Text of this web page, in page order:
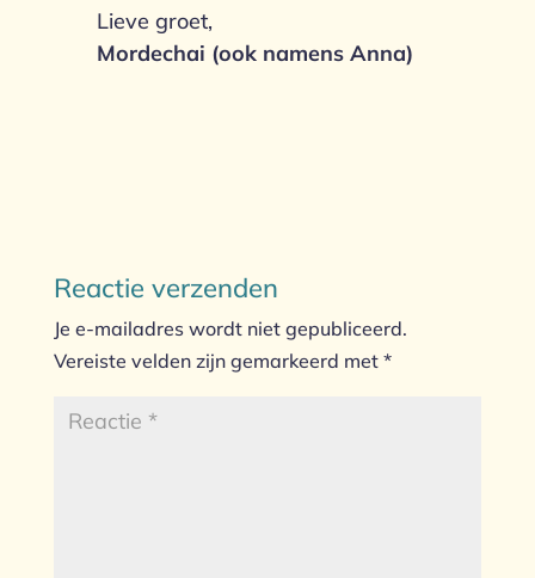
Lieve groet,
Mordechai (ook namens Anna)
Reactie verzenden
Je e-mailadres wordt niet gepubliceerd.
Vereiste velden zijn gemarkeerd met *